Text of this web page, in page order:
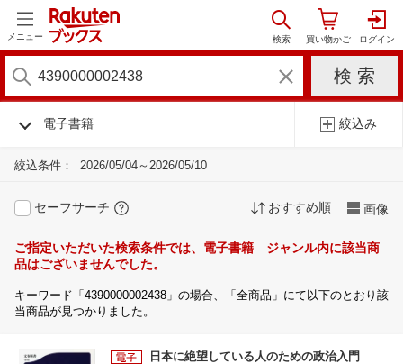
メニュー
電子書籍 絞込み
絞込条件： 2026/05/04～2026/05/10
セーフサーチ おすすめ順 画像
ご指定いただいた検索条件では、電子書籍 ジャンル内に該当商
品はございませんでした。
キーワード「4390000002438」の場合、「全商品」にて以下のとおり該
当商品が見つかりました。
日本に絶望している人のための政治入門